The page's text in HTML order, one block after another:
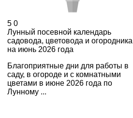
5 0
Лунный посевной календарь
садовода, цветовода и огородника
на июнь 2026 года
Благоприятные дни для работы в
саду, в огороде и с комнатными
цветами в июне 2026 года по
Лунному ...